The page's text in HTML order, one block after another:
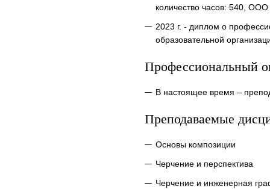
количество часов: 540,
2023 г. - диплом о
образовательной
Профессиональный
В настоящее время –
Преподаваемые
Основы композиции
Черчение и перспектива
Черчение и инженерная